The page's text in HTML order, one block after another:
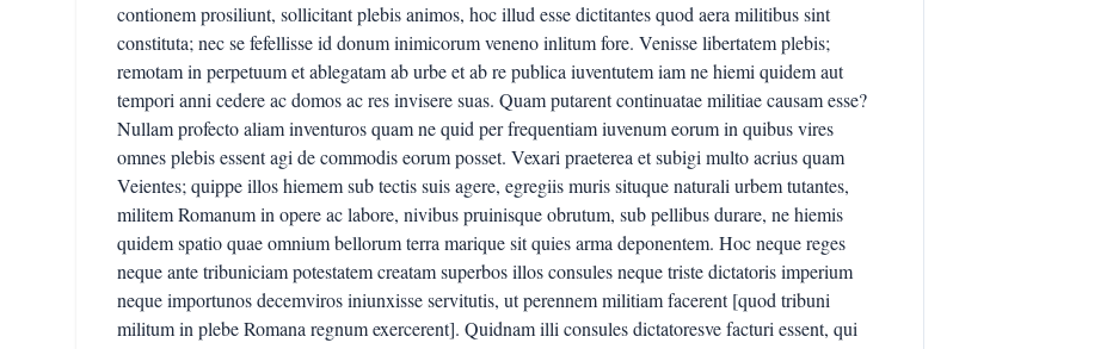
contionem prosiliunt, sollicitant plebis animos, hoc illud esse dictitantes quod aera militibus sint
constituta; nec se fefellisse id donum inimicorum veneno inlitum fore. Venisse libertatem plebis;
remotam in perpetuum et ablegatam ab urbe et ab re publica iuventutem iam ne hiemi quidem aut
tempori anni cedere ac domos ac res invisere suas. Quam putarent continuatae militiae causam esse?
Nullam profecto aliam inventuros quam ne quid per frequentiam iuvenum eorum in quibus vires
omnes plebis essent agi de commodis eorum posset. Vexari praeterea et subigi multo acrius quam
Veientes; quippe illos hiemem sub tectis suis agere, egregiis muris situque naturali urbem tutantes,
militem Romanum in opere ac labore, nivibus pruinisque obrutum, sub pellibus durare, ne hiemis
quidem spatio quae omnium bellorum terra marique sit quies arma deponentem. Hoc neque reges
neque ante tribuniciam potestatem creatam superbos illos consules neque triste dictatoris imperium
neque importunos decemviros iniunxisse servitutis, ut perennem militiam facerent [quod tribuni
militum in plebe Romana regnum exercerent]. Quidnam illi consules dictatoresve facturi essent, qui